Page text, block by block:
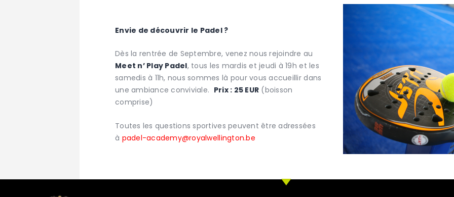
Envie de découvrir le Padel ?
Dès la rentrée de Septembre, venez nous rejoindre au
Meet n’ Play Padel, tous les mardis et jeudi à 19h et les
samedis à 11h, nous sommes là pour vous accueillir dans
une ambiance conviviale. Prix : 25 EUR (boisson
comprise)
Toutes les questions sportives peuvent être adressées
à padel-academy@royalwellington.be